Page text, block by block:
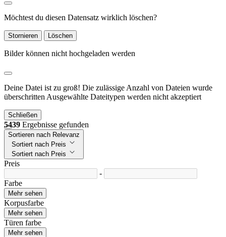
Möchtest du diesen Datensatz wirklich löschen?
Stornieren Löschen
Bilder können nicht hochgeladen werden
Deine Datei ist zu groß! Die zulässige Anzahl von Dateien wurde
überschritten Ausgewählte Dateitypen werden nicht akzeptiert
Schließen
5439 Ergebnisse gefunden
Sortieren nach Relevanz
Sortiert nach Preis
Sortiert nach Preis
Preis
-
Farbe
Mehr sehen
Korpusfarbe
Mehr sehen
Türen farbe
Mehr sehen